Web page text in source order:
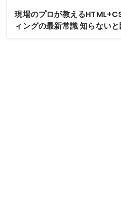
現場のプロが教える
ィングの最新常識 知らない